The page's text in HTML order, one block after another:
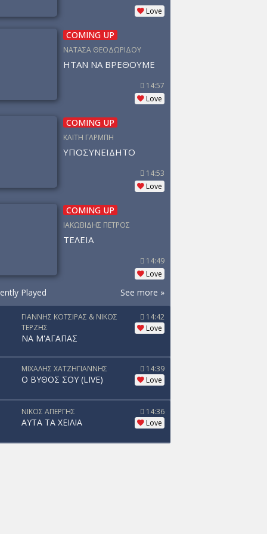
Love
COMING UP
ΝΑΤΑΣΑ ΘΕΟΔΩΡΙΔΟΥ
ΗΤΑΝ ΝΑ ΒΡΕΘΟΥΜΕ
14:57
Love
COMING UP
ΚΑΙΤΗ ΓΑΡΜΠΗ
ΥΠΟΣΥΝΕΙΔΗΤΟ
14:53
Love
COMING UP
ΙΑΚΩΒΙΔΗΣ ΠΕΤΡΟΣ
ΤΕΛΕΙΑ
14:49
Love
Played See more »
ΓΙΑΝΝΗΣ ΚΟΤΣΙΡΑΣ & ΝΙΚΟΣ
ΤΕΡΖΗΣ
ΝΑ Μ'ΑΓΑΠΑΣ
14:42
Love
ΜΙΧΑΛΗΣ ΧΑΤΖΗΓΙΑΝΝΗΣ
Ο ΒΥΘΟΣ ΣΟΥ (LIVE)
14:39
Love
ΝΙΚΟΣ ΑΠΕΡΓΗΣ
ΑΥΤΑ ΤΑ ΧΕΙΛΙΑ
14:36
Love